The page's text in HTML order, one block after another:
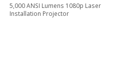
5,000 ANSI Lumens 1080p Laser
Installation Projector